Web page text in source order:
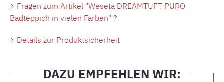
Fragen zum Artikel "Weseta DREAMTUFT PURO
Badteppich in vielen Farben" ?
Details zur Produktsicherheit
DAZU EMPFEHLEN WIR: